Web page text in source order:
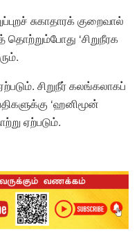
சுகாதாரக் குறைவால்
‘சிறுநீரக
சிறுநீர் கலங்கலாகப்
‘ஹனிமூன்
ஏற்படும்.